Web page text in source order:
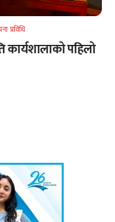
प्रविधि
कार्यशालाको पहिलो